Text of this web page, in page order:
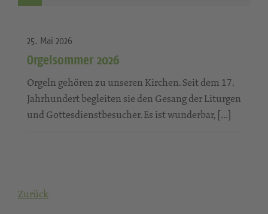
25. Mai 2026
Orgelsommer 2026
Orgeln gehören zu unseren Kirchen. Seit dem 17.
Jahrhundert begleiten sie den Gesang der Liturgen
und Gottesdienstbesucher. Es ist wunderbar, […]
Zurück